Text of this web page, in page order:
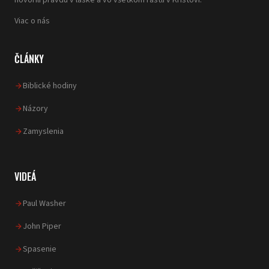
Viac o nás
ČLÁNKY
Biblické hodiny
Názory
Zamyslenia
VIDEÁ
Paul Washer
John Piper
Spasenie